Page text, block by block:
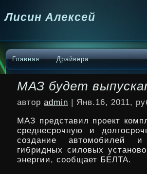
Лисин Алексей
Главная Драйвера
МАЗ будет
автор admin | Янв.16, 2011,
МАЗ представил проект
среднесрочную и
создание автомобилей
гибридных силовых
энергии, сообщает БЕЛТА.